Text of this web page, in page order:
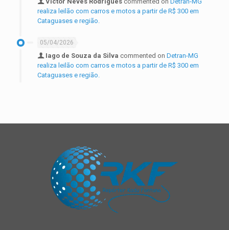
realiza leilão com carros e motos a partir de R$ 300 em
Cataguases e região.
05/04/2026
Iago de Souza da Silva commented on Detran-MG
realiza leilão com carros e motos a partir de R$ 300 em
Cataguases e região.